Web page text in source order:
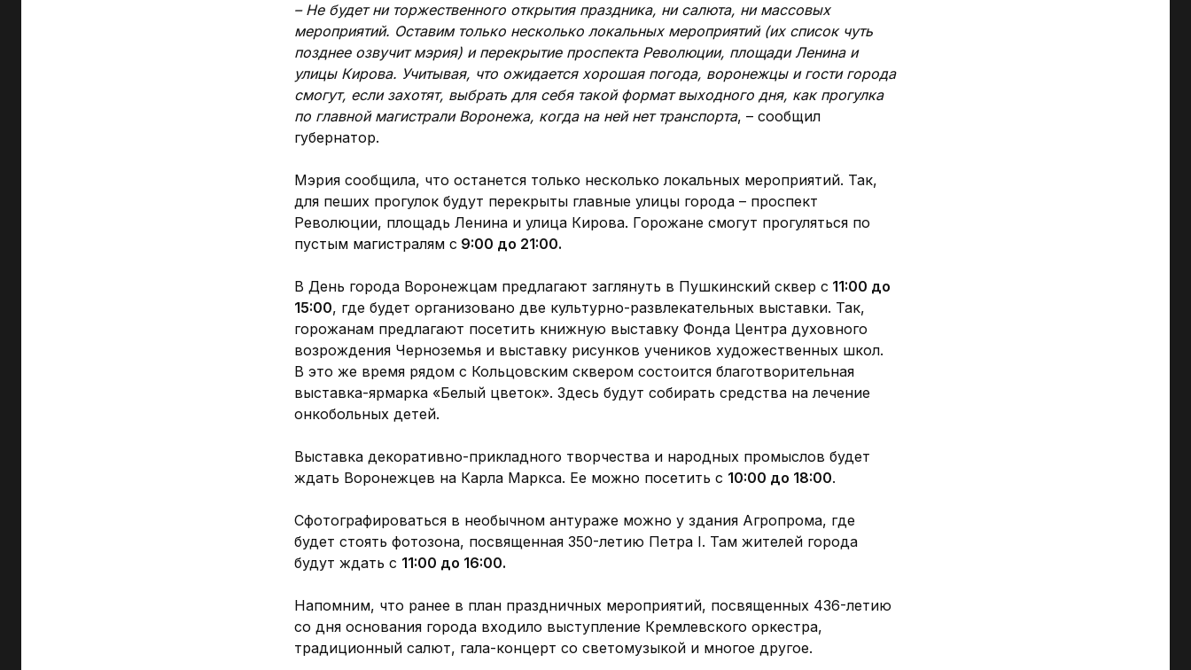
– Не будет ни торжественного открытия праздника, ни салюта, ни массовых
мероприятий. Оставим только несколько локальных мероприятий (их список чуть
позднее озвучит мэрия) и перекрытие проспекта Революции, площади Ленина и
улицы Кирова. Учитывая, что ожидается хорошая погода, воронежцы и гости города
смогут, если захотят, выбрать для себя такой формат выходного дня, как прогулка
по главной магистрали Воронежа, когда на ней нет транспорта, – сообщил
губернатор.
Мэрия сообщила, что останется только несколько локальных мероприятий. Так,
для пеших прогулок будут перекрыты главные улицы города – проспект
Революции, площадь Ленина и улица Кирова. Горожане смогут прогуляться по
пустым магистралям с 9:00 до 21:00.
В День города Воронежцам предлагают заглянуть в Пушкинский сквер с 11:00 до
15:00, где будет организовано две культурно-развлекательных выставки. Так,
горожанам предлагают посетить книжную выставку Фонда Центра духовного
возрождения Черноземья и выставку рисунков учеников художественных школ.
В это же время рядом с Кольцовским сквером состоится благотворительная
выставка-ярмарка «Белый цветок». Здесь будут собирать средства на лечение
онкобольных детей.
Выставка декоративно-прикладного творчества и народных промыслов будет
ждать Воронежцев на Карла Маркса. Ее можно посетить с 10:00 до 18:00.
Сфотографироваться в необычном антураже можно у здания Агропрома, где
будет стоять фотозона, посвященная 350-летию Петра I. Там жителей города
будут ждать с 11:00 до 16:00.
Напомним, что ранее в план праздничных мероприятий, посвященных 436-летию
со дня основания города входило выступление Кремлевского оркестра,
традиционный салют, гала-концерт со светомузыкой и многое другое.